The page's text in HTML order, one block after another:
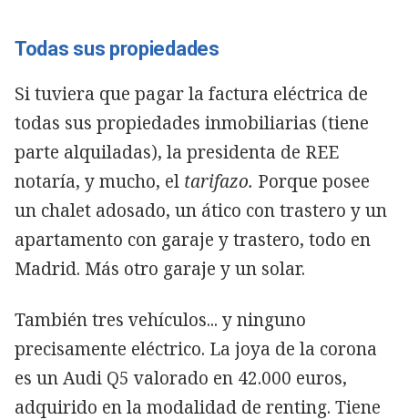
Todas sus propiedades
Si tuviera que pagar la factura eléctrica de
todas sus propiedades inmobiliarias (tiene
parte alquiladas), la presidenta de REE
notaría, y mucho, el tarifazo. Porque posee
un chalet adosado, un ático con trastero y un
apartamento con garaje y trastero, todo en
Madrid. Más otro garaje y un solar.
También tres vehículos... y ninguno
precisamente eléctrico. La joya de la corona
es un Audi Q5 valorado en 42.000 euros,
adquirido en la modalidad de renting. Tiene